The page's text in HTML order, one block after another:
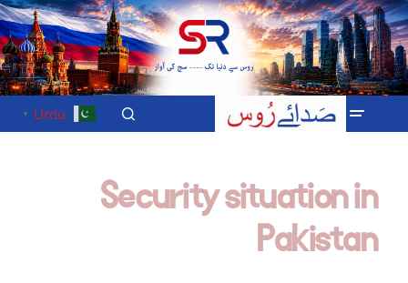
Urdu
▼
Security situation in
Pakistan